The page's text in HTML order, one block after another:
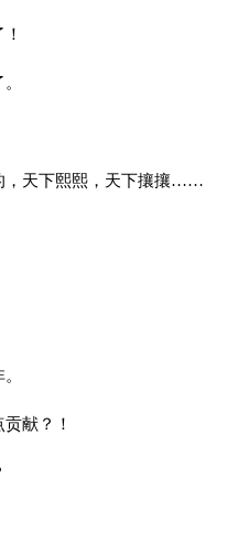
，天下熙熙，天下攘攘……
献？！